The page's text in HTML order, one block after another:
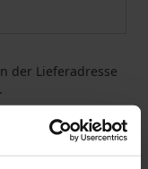
der Lieferadresse